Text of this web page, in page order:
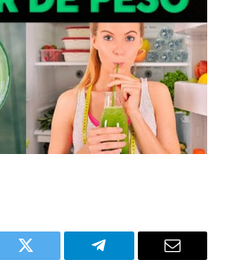
Twitter Telegram Email